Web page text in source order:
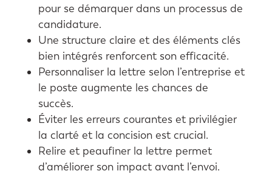
pour se démarquer dans un processus de
candidature.
Une structure claire et des éléments clés
bien intégrés renforcent son efficacité.
Personnaliser la lettre selon l’entreprise et
le poste augmente les chances de
succès.
Éviter les erreurs courantes et privilégier
la clarté et la concision est crucial.
Relire et peaufiner la lettre permet
d’améliorer son impact avant l’envoi.